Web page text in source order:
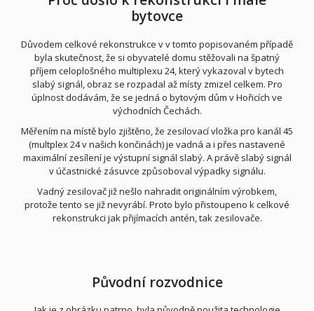
bytovce
Důvodem celkové rekonstrukce v v tomto popisovaném případě
byla skutečnost, že si obyvatelé domu stěžovali na špatný
příjem celoplošného multiplexu 24, který vykazoval v bytech
slabý signál, obraz se rozpadal až místy zmizel celkem. Pro
úplnost dodávám, že se jedná o bytovým dům v Hořicích ve
východních Čechách.
Měřením na místě bylo zjištěno, že zesilovací vložka pro kanál 45
(multplex 24 v našich končinách) je vadná a i přes nastavené
maximální zesílení je výstupní signál slabý. A právě slabý signál
v účastnické zásuvce způsoboval výpadky signálu.
Vadný zesilovač již nešlo nahradit originálním výrobkem,
protože tento se již nevyrábí. Proto bylo přistoupeno k celkové
rekonstrukci jak přijímacích antén, tak zesilovače.
Původní rozvodnice